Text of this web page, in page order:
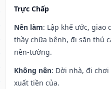
Trực Chấp
Nên làm: Lập khế ước, giao
thầy chữa bệnh, đi săn thú
nền-tường.
Không nên: Dời nhà, đi
xuất tiền của.